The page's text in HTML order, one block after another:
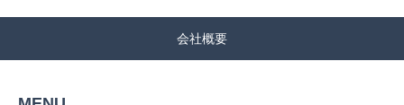
会社概要